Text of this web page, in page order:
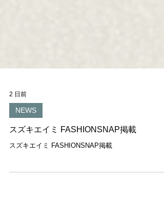
2 日前
NEWS
スズキエイミ FASHIONSNAP掲載